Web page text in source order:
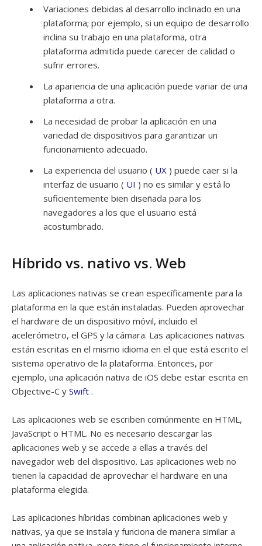
Variaciones debidas al desarrollo inclinado en una
plataforma; por ejemplo, si un equipo de desarrollo
inclina su trabajo en una plataforma, otra
plataforma admitida puede carecer de calidad o
sufrir errores.
La apariencia de una aplicación puede variar de una
plataforma a otra.
La necesidad de probar la aplicación en una
variedad de dispositivos para garantizar un
funcionamiento adecuado.
La experiencia del usuario ( UX ) puede caer si la
interfaz de usuario ( UI ) no es similar y está lo
suficientemente bien diseñada para los
navegadores a los que el usuario está
acostumbrado.
Híbrido vs. nativo vs. Web
Las aplicaciones nativas se crean específicamente para la
plataforma en la que están instaladas. Pueden aprovechar
el hardware de un dispositivo móvil, incluido el
acelerómetro, el GPS y la cámara. Las aplicaciones nativas
están escritas en el mismo idioma en el que está escrito el
sistema operativo de la plataforma. Entonces, por
ejemplo, una aplicación nativa de iOS debe estar escrita en
Objective-C y Swift .
Las aplicaciones web se escriben comúnmente en HTML,
JavaScript o HTML. No es necesario descargar las
aplicaciones web y se accede a ellas a través del
navegador web del dispositivo. Las aplicaciones web no
tienen la capacidad de aprovechar el hardware en una
plataforma elegida.
Las aplicaciones híbridas combinan aplicaciones web y
nativas, ya que se instala y funciona de manera similar a